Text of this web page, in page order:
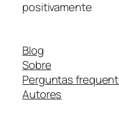
positivamente
Blog
Sobre
Perguntas
Autores